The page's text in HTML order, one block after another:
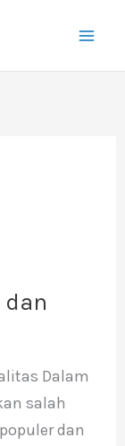
dan
Dalam
salah
dan